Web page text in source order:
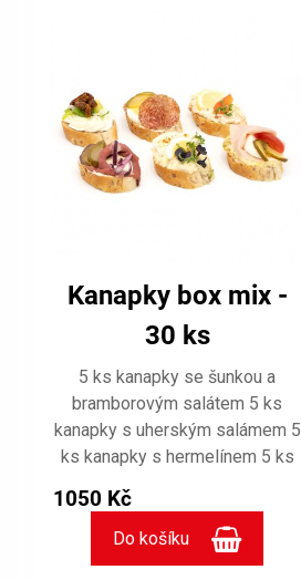
Kanapky box mix -
30 ks
5 ks kanapky se šunkou a
bramborovým salátem 5 ks
kanapky s uherským salámem 5
ks kanapky s hermelínem 5 ks
rajčaty 5 ks kanapky s
roastbeefem 5 ks kanapky se
salátem à la krab Zdobení
1050 Kč